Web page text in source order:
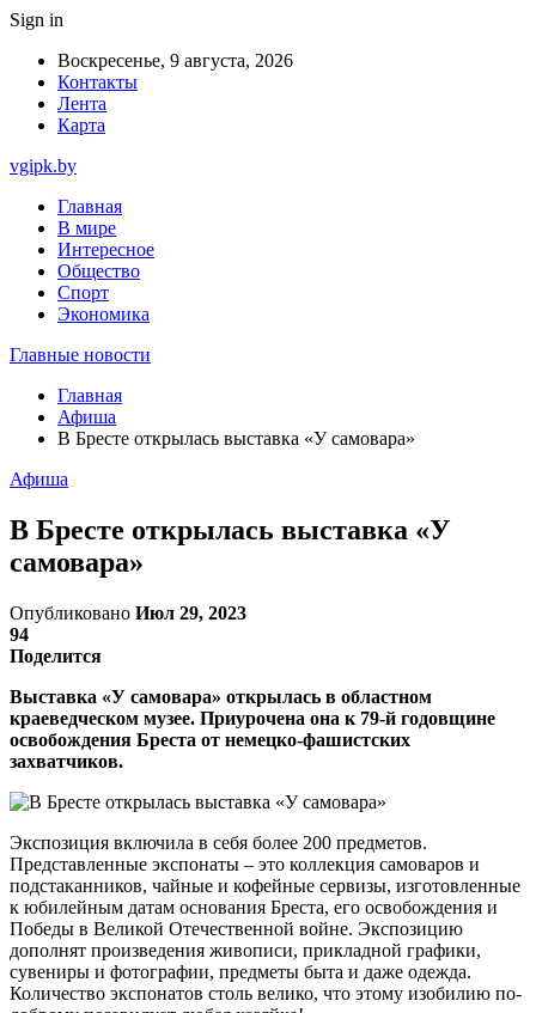
Sign in
Воскресенье, 9 августа, 2026
Контакты
Лента
Карта
vgipk.by
Главная
В мире
Интересное
Общество
Спорт
Экономика
Главные новости
Главная
Афиша
В Бресте открылась выставка «У самовара»
Афиша
В Бресте открылась выставка «У
самовара»
Опубликовано Июл 29, 2023
94
Поделится
Выставка «У самовара» открылась в областном
краеведческом музее. Приурочена она к 79-й годовщине
освобождения Бреста от немецко-фашистских
захватчиков.
Экспозиция включила в себя более 200 предметов.
Представленные экспонаты – это коллекция самоваров и
подстаканников, чайные и кофейные сервизы, изготовленные
к юбилейным датам основания Бреста, его освобождения и
Победы в Великой Отечественной войне. Экспозицию
дополнят произведения живописи, прикладной графики,
сувениры и фотографии, предметы быта и даже одежда.
Количество экспонатов столь велико, что этому изобилию по-